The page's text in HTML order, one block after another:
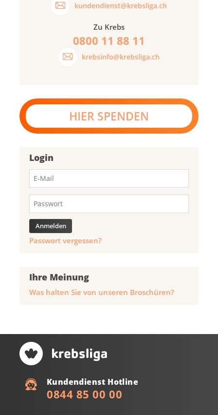
kundendienst@krebsliga.ch
Zu Krebs
0800 11 88 11
krebsinfo@krebsliga.ch
HIER SPENDEN
Login
Passwort vergessen?
Ihre Meinung
Was halten Sie von unseren Broschüren?
Kundendienst Hotline
0844 85 00 00